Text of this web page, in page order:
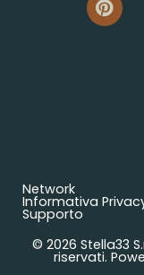
© 2026 Stella33
riservati.
Network
Informativa
Supporto